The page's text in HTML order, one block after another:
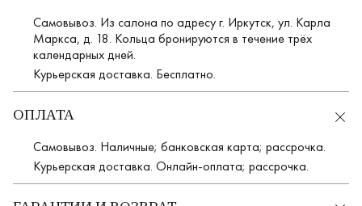
Самовывоз. Из салона по адресу г. Иркутск, ул. Карла
Маркса, д. 18. Кольца бронируются в течение трёх
календарных дней.
Курьерская доставка. Бесплатно.
ОПЛАТА
Самовывоз. Наличные; банковская карта; рассрочка.
Курьерская доставка. Онлайн-оплата; рассрочка.